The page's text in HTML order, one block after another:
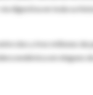
digestiva en toda su
dos y tres millones de
endémica en ninguno